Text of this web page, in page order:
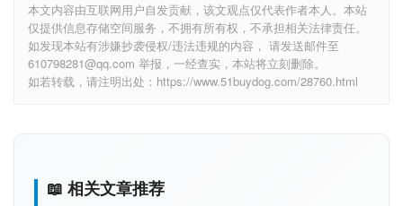
本文内容由互联网用户自发贡献，该文观点仅代表作者本人。本站
仅提供信息存储空间服务，不拥有所有权，不承担相关法律责任。
如发现本站有涉嫌抄袭侵权/违法违规的内容， 请发送邮件至
610798281@qq.com 举报，一经查实，本站将立刻删除。
如若转载，请注明出处：https://www.51buydog.com/28760.html
📖 相关文章推荐